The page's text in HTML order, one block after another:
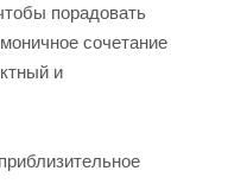
порадовать
сочетание
и